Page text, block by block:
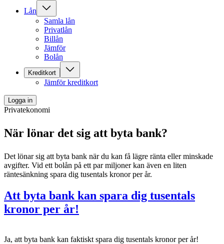
Lån
Samla lån
Privatlån
Billån
Jämför
Bolån
Kreditkort
Jämför kreditkort
Logga in
Privatekonomi
När lönar det sig att byta bank?
Det lönar sig att byta bank när du kan få lägre ränta eller minskade
avgifter. Vid ett bolån på ett par miljoner kan även en liten
räntesänkning spara dig tusentals kronor per år.
Att byta bank kan spara dig tusentals
kronor per år!
Ja, att byta bank kan faktiskt spara dig tusentals kronor per år!